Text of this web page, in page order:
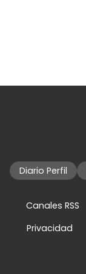
Diario Perfil
Canales RSS
Privacidad